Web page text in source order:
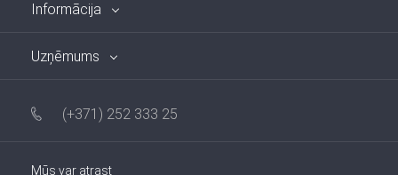
Informācija
Uzņēmums
(+371) 252 333 25
Mūs var atrast